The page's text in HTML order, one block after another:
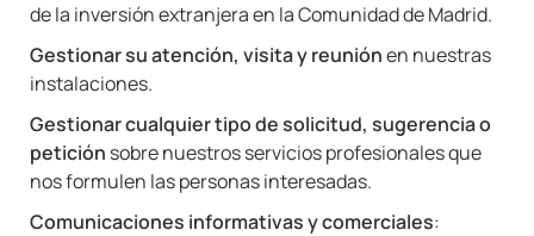
de la inversión extranjera en la Comunidad de Madrid.
Gestionarsu atención, visita y reuniónen nuestras
instalaciones.
Gestionar cualquier tipo de solicitud, sugerencia o
petición sobre nuestros servicios profesionales que
nos formulen las personas interesadas.
Comunicaciones informativasy comerciales: